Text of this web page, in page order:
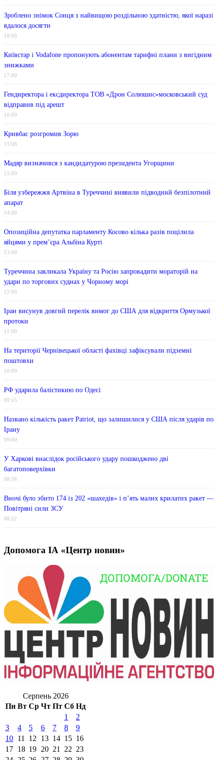
Зроблено знімок Сонця з найвищою роздільною здатністю, якої наразі
вдалося досягти
18:00
Київстар і Vodafone пропонують абонентам тарифні плани з вигідним
знижками
17:00
Гендиректора і ексдиректора ТОВ «Дрон Солюшнс»московський суд
відправив під арешт
16:00
Кривбас розгромив Зорю
15:08
Мадяр визначився з кандидатурою президента Угорщини
15:00
Біля узбережжя Артвіна в Туреччині виявили підводний безпілотний
апарат
14:00
Опозиційна депутатка парламенту Косово кілька разів поцілила
яйцями у прем’єра Альбіна Курті
13:00
Туреччина закликала Україну та Росію запровадити мораторій на
удари по торгових суднах у Чорному морі
12:00
Іран висунув довгий перелік вимог до США для відкриття Ормузької
протоки
11:00
На території Чернівецької області фахівці зафіксували підземні
поштовхи
10:00
РФ ударила балістикию по Одесі
09:15
Названо кількість ракет Patriot, що залишилися у США після ударів по
Ірану
09:00
У Харкові внаслідок російського удару пошкоджено дві
багатоповерхівки
08:58
Вночі було збито 174 із 202 «шахедів» і п’ять малих крилатих ракет —
Повітряні сили ЗСУ
08:52
Допомога ІА «Центр новин»
Серпень 2026
Пн Вт Ср Чт Пт Сб Нд
1
2
3
4 5 6 7 8
9
10 11 12 13 14 15 16
17 18 19 20 21 22 23